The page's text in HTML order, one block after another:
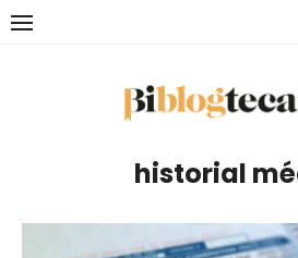
Saltar
historial